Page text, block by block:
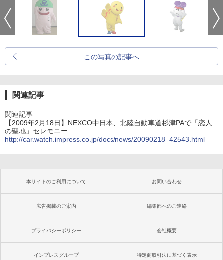
この写真の記事へ
関連記事
関連記事
【2009年2月18日】NEXCO中日本、北陸自動車道杉津PAで「恋人
の聖地」セレモニー
http://car.watch.impress.co.jp/docs/news/20090218_42543.html
本サイトのご利用について お問い合わせ
広告掲載のご案内 編集部へのご連絡
プライバシーポリシー 会社概要
インプレスグループ 特定商取引法に基づく表示